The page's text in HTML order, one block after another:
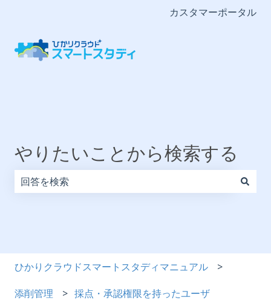
カスタマーポータル
やりたいことから検索する
ひかりクラウドスマートスタディマニュアル
添削管理 採点・承認権限を持ったユーザ